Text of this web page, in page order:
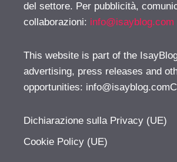
del settore. Per pubblicità,
collaborazioni: info@isayblog.com
This website is part of the
advertising, press releases and
opportunities:
Dichiarazione sulla Privacy (UE)
Cookie Policy (UE)